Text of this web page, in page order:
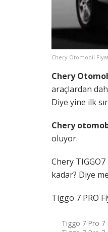
Chery Otomobil
Chery
araçlardan
Diye yine ilk
Chery
oluyor.
Chery
kadar? Diye
Tiggo 7 PRO
Tiggo 7 Pro